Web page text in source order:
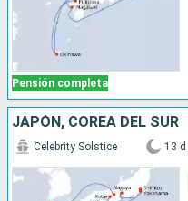
Pensión completa
JAPÓN, COREA DEL SUR
Celebrity Solstice 13 d